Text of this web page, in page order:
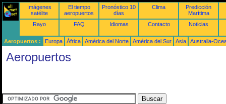
Imágenes
satélite
El tiempo
aeropuertos
Pronóstico 10
días
Clima
Predicción
Marítima
Rayo
FAQ Idiomas Contacto Noticias
Aeropuertos : Europa África América del Norte América del Sur Asia Australia-
Aeropuertos